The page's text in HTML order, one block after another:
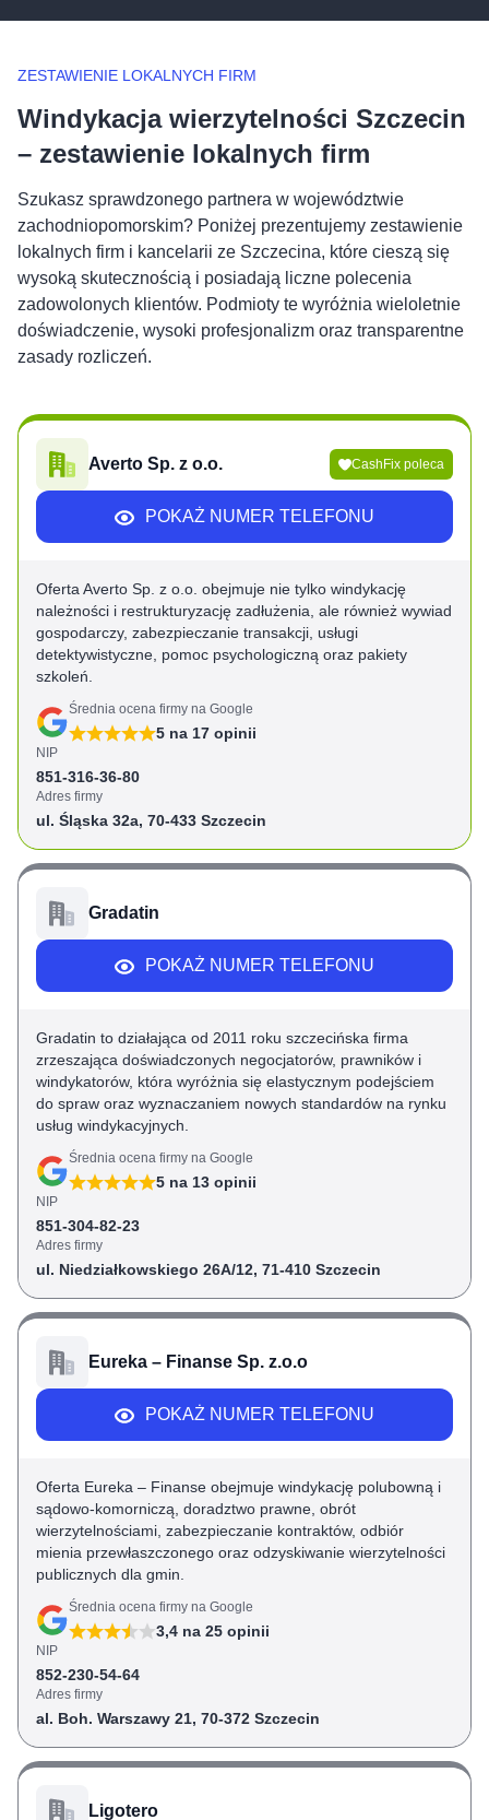
ZESTAWIENIE LOKALNYCH FIRM
Windykacja wierzytelności Szczecin
– zestawienie lokalnych firm
Szukasz sprawdzonego partnera w województwie
zachodniopomorskim? Poniżej prezentujemy zestawienie
lokalnych firm i kancelarii ze Szczecina, które cieszą się
wysoką skutecznością i posiadają liczne polecenia
zadowolonych klientów. Podmioty te wyróżnia wieloletnie
doświadczenie, wysoki profesjonalizm oraz transparentne
zasady rozliczeń.
Averto Sp. z o.o. CashFix poleca
POKAŻ NUMER TELEFONU
Oferta Averto Sp. z o.o. obejmuje nie tylko windykację
należności i restrukturyzację zadłużenia, ale również wywiad
gospodarczy, zabezpieczanie transakcji, usługi
detektywistyczne, pomoc psychologiczną oraz pakiety
szkoleń.
Średnia ocena firmy na Google
5 na 17 opinii
NIP
851-316-36-80
Adres firmy
ul. Śląska 32a, 70-433 Szczecin
Gradatin
POKAŻ NUMER TELEFONU
Gradatin to działająca od 2011 roku szczecińska firma
zrzeszająca doświadczonych negocjatorów, prawników i
windykatorów, która wyróżnia się elastycznym podejściem
do spraw oraz wyznaczaniem nowych standardów na rynku
usług windykacyjnych.
Średnia ocena firmy na Google
5 na 13 opinii
NIP
851-304-82-23
Adres firmy
ul. Niedziałkowskiego 26A/12, 71-410 Szczecin
Eureka – Finanse Sp. z.o.o
POKAŻ NUMER TELEFONU
Oferta Eureka – Finanse obejmuje windykację polubowną i
sądowo-komorniczą, doradztwo prawne, obrót
wierzytelnościami, zabezpieczanie kontraktów, odbiór
mienia przewłaszczonego oraz odzyskiwanie wierzytelności
publicznych dla gmin.
Średnia ocena firmy na Google
3,4 na 25 opinii
NIP
852-230-54-64
Adres firmy
al. Boh. Warszawy 21, 70-372 Szczecin
Ligotero